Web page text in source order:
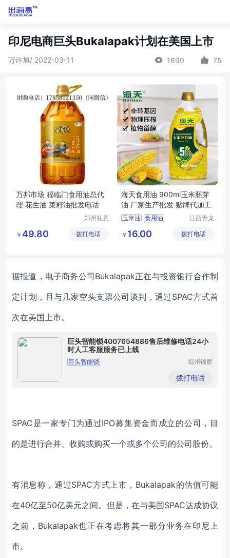
印尼电商巨头Bukalapak计划在美国上市
万许旭/ 2022-03-11 1690 75
万邦市场 福临门食用油总代
理 花生油 菜籽油批发电话
郑州礼意
公司
￥ 49.80 拨打电话
海天食用油 900ml玉米胚芽
油 厂家生产批发 贴牌代加工
玉米油 食用油
海天玉米油
江西青龙
有限公司
￥ 16.00 拨打电话
据报道，电子商务公司Bukalapak正在与投资银行合作制
定计划， 且与几家空头支票公司谈判，通过SPAC方式首
次在美国上市。
巨头智能锁4007654886售后维修电话24小
时人工客服服务已上线
巨头智能锁
福州锦辉
有限公司
拨打电话
SPAC是一家专门为通过IPO募集资金而成立的公司，目
的是进行合并、 收购或购买一个或多个公司的公司股份。
有消息称，通过SPAC方式上市 ， Bukalapak的估值可能
在40亿至50亿美元之间。但是，在与美国SPAC达成协议
之前，Bukalapak也正在考虑将其一部分业务在印尼上
市。